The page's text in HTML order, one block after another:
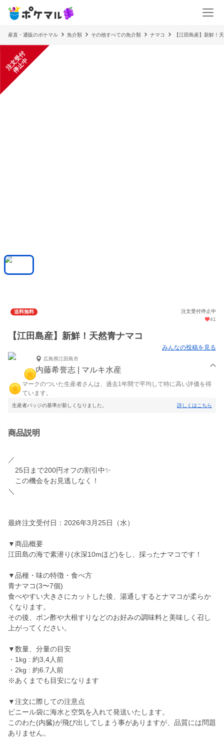
産直・通販のポケマル 魚介類 その他すべての魚介類 ナマコ 【江田島産】新鮮！
注
文
受
付
停
止
中
送料無料
注文受付停止中
41
【江田島産】新鮮！天然青ナマコ
みんなの投稿を見る
広島県江田島市
内藤希誉志 | マルキ水産
マークのついた生産者さんは、過去1年間で平均して特に高い評価を得
ています。
生産者バッジの基準が新しくなりました。 詳しくはこちら
商品説明
／
25日まで200円オフの割引中✨
この機会をお見逃しなく！
＼
最終注文受付日：2026年3月25日（水）
▼商品概要
江田島の海で素潜り(水深10mほど)をし、採ったナマコです！
▼品種・味の特徴・食べ方
青ナマコ(3〜7個)
食べやすい大きさにカットした後、湯通しするとナマコが柔らか
くなります。
その後、ポン酢や大根すりなどのお好みの調味料と美味しく召し
上がってください。
▼数量、分量の目安
・1kg : 約3,4人前
・2kg : 約6.7人前
※あくまでも目安になります
▼注文に際しての注意点
ビニール袋に海水と空気を入れて発送いたします。
このわた(内臓)が飛び出してしまう事がありますが、品質には問題
ありません。